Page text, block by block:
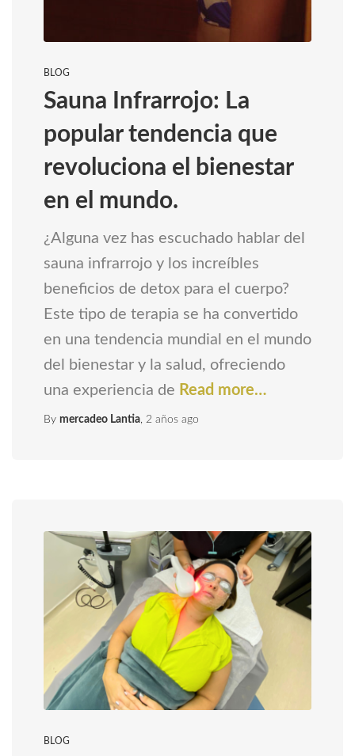
BLOG
Sauna Infrarrojo: La
popular tendencia que
revoluciona el bienestar
en el mundo.
¿Alguna vez has escuchado hablar del
sauna infrarrojo y los increíbles
beneficios de detox para el cuerpo?
Este tipo de terapia se ha convertido
en una tendencia mundial en el mundo
del bienestar y la salud, ofreciendo
una experiencia de Read more…
By mercadeo Lantia, 2 años ago
BLOG